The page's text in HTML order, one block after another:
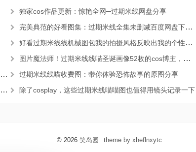
独家cos作品更新：惊艳全网─过期米线网盘分享
完美典范的好看图集：过期米线全集未删减百度网盘下载照片回馈
好看过期米线线机械图包我的拍摄风格反映出我的个性与未来的方向。
图片魔法师！过期米线线喵圣诞画像52枚的cos博主，打造精致图包
过期米线线喵收费图：带你体验恐怖故事的原图分享
除了cosplay，这些过期米线喵喵图也值得用镜头记录一下
© 2026 笑岛园 theme by xheflnxytc